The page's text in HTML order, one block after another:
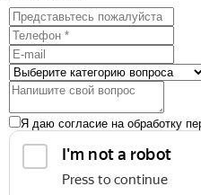
Я даю согласие на обработку